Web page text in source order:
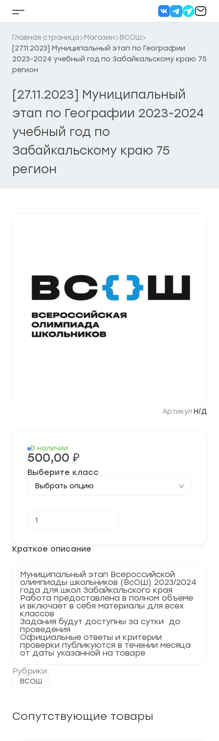
Кнопка
бокового
меню
Главная страница Магазин
ВСОШ
[27.11.2023] Муниципальный этап по Географии
2023-2024 учебный год по Забайкальскому краю 75
регион
[27.11.2023] Муниципальный
этап по Географии 2023-2024
учебный год по
Забайкальскому краю 75
регион
Артикул:Н/Д
Краткое описание
Муниципальный этап Всероссийской
олимпиады школьников (ВсОШ) 2023/2024
года для школ Забайкальского края
Работа предоставлена в полном объёме
и включает в себя материалы для всех
классов
Задания будут доступны за сутки до
проведения
Официальные ответы и критерии
проверки публикуются в течении месяца
от даты указанной на товаре
Рубрики:
ВСОШ
В наличии
500,00 ₽
Выберите класс
товара
этап
по
2024
учебный
год
по
Забайкальскому
краю
75
регион
Сопутствующие товары